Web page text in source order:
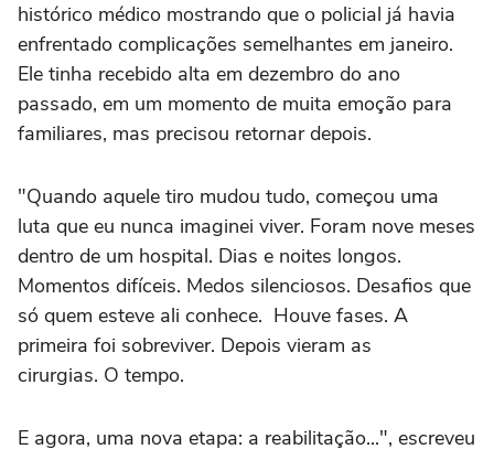
histórico médico mostrando que o policial já havia
enfrentado complicações semelhantes em janeiro.
Ele tinha recebido alta em dezembro do ano
passado, em um momento de muita emoção para
familiares, mas precisou retornar depois.
"Quando aquele tiro mudou tudo, começou uma
luta que eu nunca imaginei viver. Foram nove meses
dentro de um hospital. Dias e noites longos.
Momentos difíceis. Medos silenciosos. Desafios que
só quem esteve ali conhece. Houve fases. A
primeira foi sobreviver. Depois vieram as
cirurgias. O tempo.
E agora, uma nova etapa: a reabilitação...", escreveu